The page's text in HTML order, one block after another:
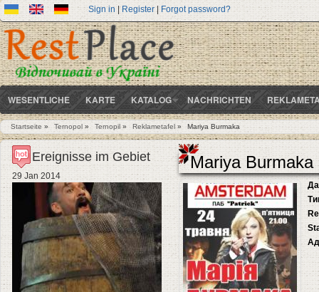
Sign in | Register| Forgot password?
WESENTLICHE KARTE KATALOG NACHRICHTEN
Sie sind hier
Startseite » Ternopol » Ternopil» Reklametafel» Mariya Burmaka
Mariya Burmaka
Ereignisse im Gebiet
29 Jan 2014